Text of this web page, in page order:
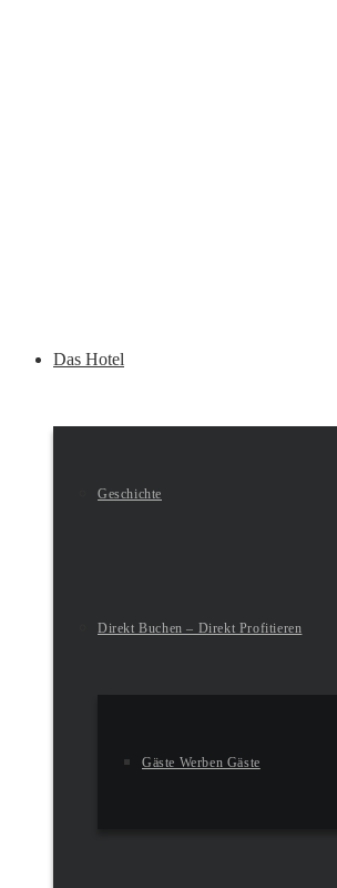
Das Hotel
Geschichte
Direkt Buchen – Direkt Profitieren
Gäste Werben Gäste